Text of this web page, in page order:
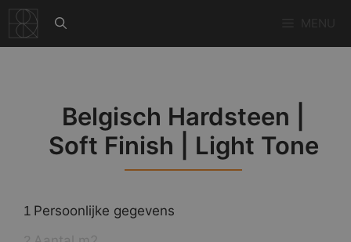
naar
de
Belgisch Hardsteen |
Soft Finish | Light Tone
1 Persoonlijke gegevens